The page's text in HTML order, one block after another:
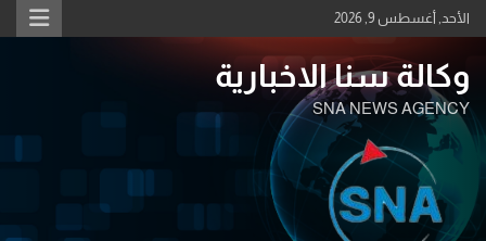
Skip
to
الأحد, أغسطس 9, 2026
وكالة سنا الاخبارية
SNA NEWS AGENCY